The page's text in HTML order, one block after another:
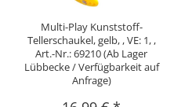
Multi-Play Kunststoff-
Tellerschaukel, gelb, , VE: 1, ,
Art.-Nr.: 69210 (Ab Lager
Lübbecke / Verfügbarkeit auf
Anfrage)